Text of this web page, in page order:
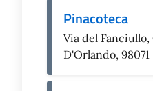
Pinacoteca
Via del Fanciullo,
D'Orlando, 98071